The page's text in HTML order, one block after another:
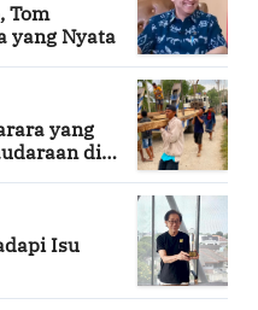
Tom
yang Nyata
yang
di
Isu